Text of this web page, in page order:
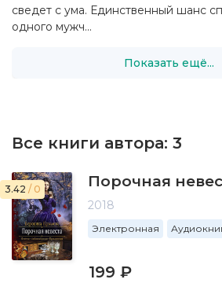
сведет с ума. Единственный шанс
одного мужч...
Показать ещё...
Все книги автора: 3
3.42 / 0 Порочная
2018
Электронная
199 ₽